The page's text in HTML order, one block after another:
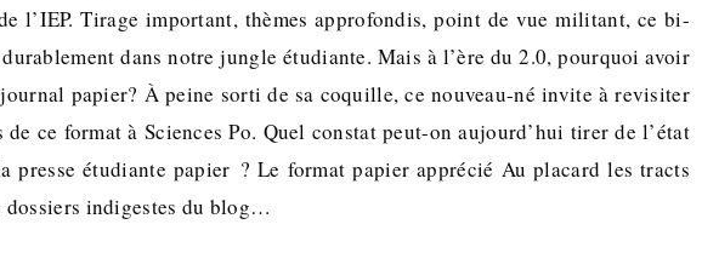
l’IEP. Tirage important, thèmes approfondis, point de vue militant, ce bi-
dans notre jungle étudiante. Mais à l’ère du 2.0, pourquoi avoir
papier? À peine sorti de sa coquille, ce nouveau-né invite à revisiter
de ce format à Sciences Po. Quel constat peut-on aujourd’hui tirer de l’état
presse étudiante papier ? Le format papier apprécié Au placard les tracts
indigestes du blog…